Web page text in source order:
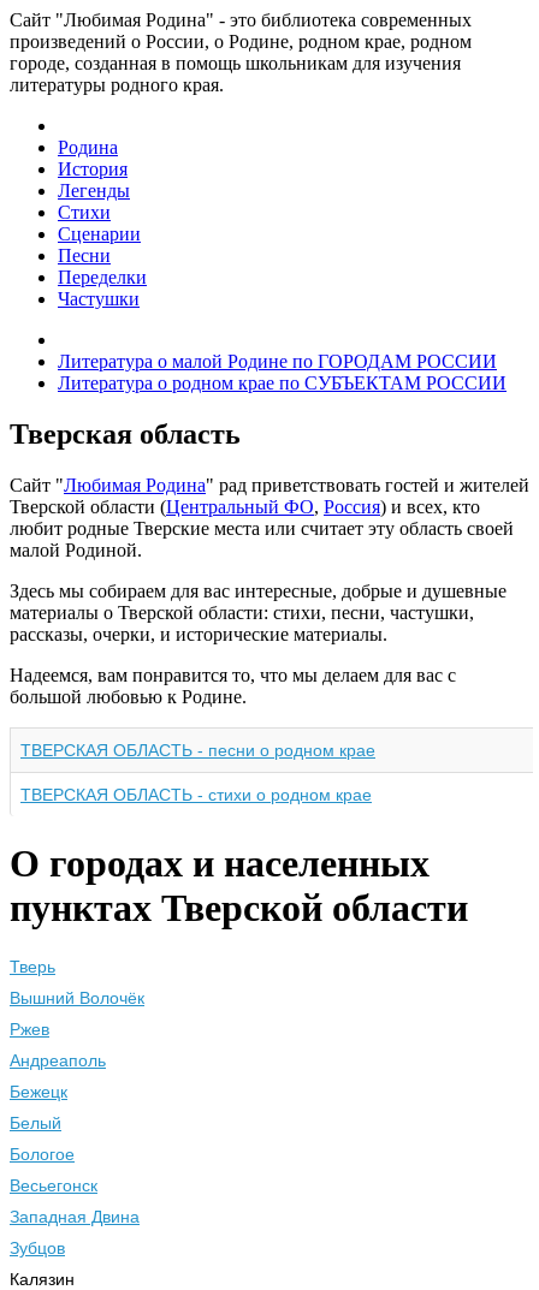
Сайт "Любимая Родина" - это библиотека современных
произведений о России, о Родине, родном крае, родном
городе, созданная в помощь школьникам для изучения
литературы родного края.
Родина
История
Легенды
Стихи
Сценарии
Песни
Переделки
Частушки
Литература о малой Родине по ГОРОДАМ РОССИИ
Литература о родном крае по СУБЪЕКТАМ РОССИИ
Тверская область
Сайт "Любимая Родина" рад приветствовать гостей и жителей
Тверской области (Центральный ФО, Россия) и всех, кто
любит родные Тверские места или считает эту область своей
малой Родиной.
Здесь мы собираем для вас интересные, добрые и душевные
материалы о Тверской области: стихи, песни, частушки,
рассказы, очерки, и исторические материалы.
Надеемся, вам понравится то, что мы делаем для вас с
большой любовью к Родине.
ТВЕРСКАЯ ОБЛАСТЬ - песни о родном крае
ТВЕРСКАЯ ОБЛАСТЬ - стихи о родном крае
О городах и населенных
пунктах Тверской области
Тверь
Вышний Волочёк
Ржев
Андреаполь
Бежецк
Белый
Бологое
Весьегонск
Западная Двина
Зубцов
Калязин